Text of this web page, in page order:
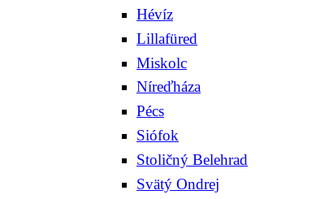
Hévíz
Lillafüred
Miskolc
Níreďháza
Pécs
Siófok
Stoličný Belehrad
Svätý Ondrej